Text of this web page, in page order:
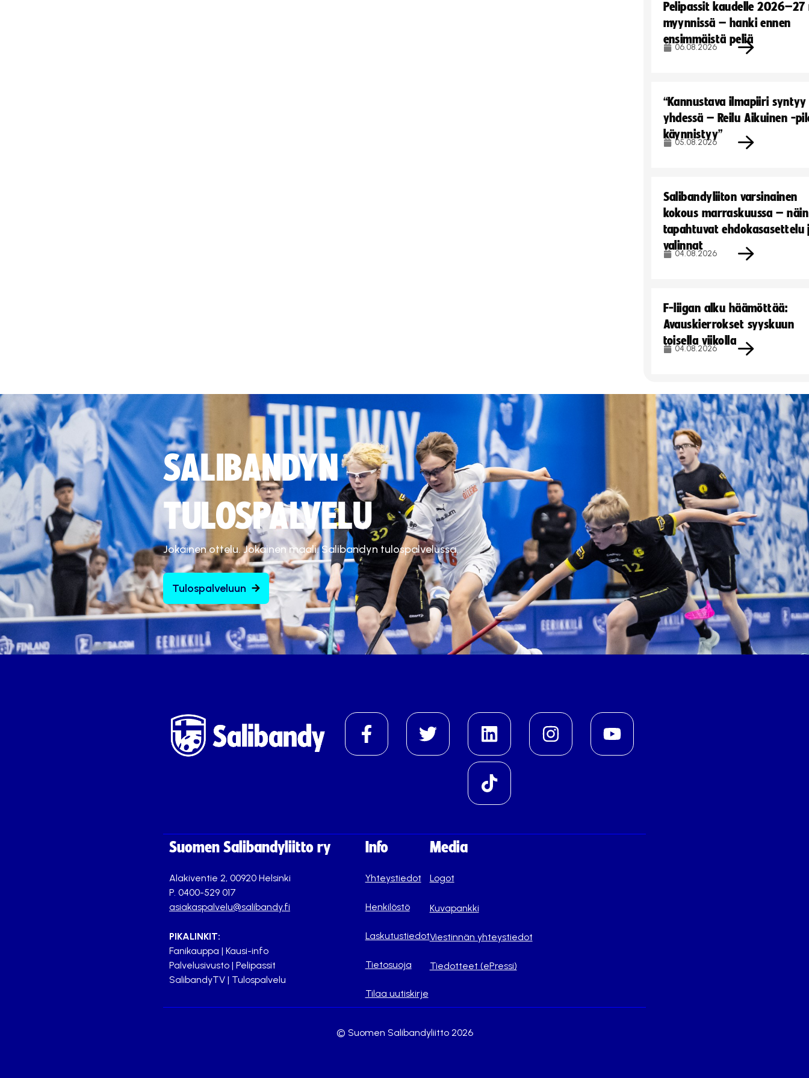
Pelipassit kaudelle
myynnissä – hanki ennen
ensimmäistä peliä
06.08.2026
“Kannustava ilmapiiri syntyy
yhdessä – Reilu Aikuinen -
käynnistyy”
05.08.2026
Salibandyliiton varsinainen
kokous marraskuussa – näin
tapahtuvat ehdokasasettelu
valinnat
04.08.2026
F-liigan alku häämöttää:
Avauskierrokset syyskuun
toisella viikolla
04.08.2026
SALIBANDYN
TULOSPALVELU
Jokainen ottelu. Jokainen maali. Salibandyn tulospalvelussa.
Tulospalveluun
Suomen Salibandyliitto ry
Alakiventie 2, 00920 Helsinki
P. 0400-529 017
asiakaspalvelu@salibandy.fi
PIKALINKIT:
Fanikauppa | Kausi-info
Palvelusivusto | Pelipassit
SalibandyTV | Tulospalvelu
Info
Yhteystiedot
Henkilöstö
Laskutustiedot
Tietosuoja
Tilaa uutiskirje
Media
Logot
Kuvapankki
Viestinnän yhteystiedot
Tiedotteet (ePressi)
© Suomen Salibandyliitto 2026